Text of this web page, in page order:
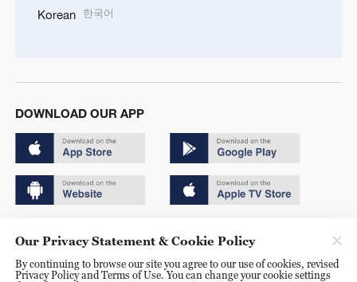
Korean 한국어
DOWNLOAD OUR APP
京ICP备20000184号
Our Privacy Statement & Cookie Policy
By continuing to browse our site you agree to our use of cookies, revised
Privacy Policy and Terms of Use. You can change your cookie settings